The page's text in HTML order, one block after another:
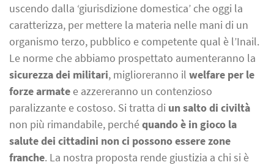
uscendo dalla ‘giurisdizione domestica’ che oggi la
caratterizza, per mettere la materia nelle mani di un
organismo terzo, pubblico e competente qual è l’Inail.
Le norme che abbiamo prospettato aumenteranno la
sicurezza dei militari, miglioreranno il welfare per le
forze armate e azzereranno un contenzioso
paralizzante e costoso. Si tratta di un salto di civiltà
non più rimandabile, perchéquando è in gioco la
salute dei cittadini non ci possono essere zone
franche. La nostra proposta rende giustizia a chi si è